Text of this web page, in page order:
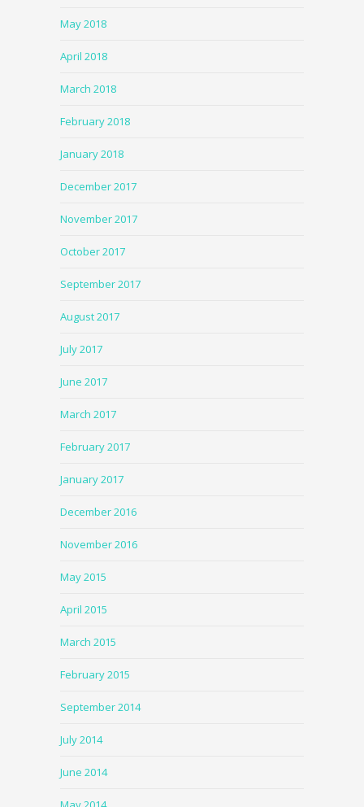
May 2018
April 2018
March 2018
February 2018
January 2018
December 2017
November 2017
October 2017
September 2017
August 2017
July 2017
June 2017
March 2017
February 2017
January 2017
December 2016
November 2016
May 2015
April 2015
March 2015
February 2015
September 2014
July 2014
June 2014